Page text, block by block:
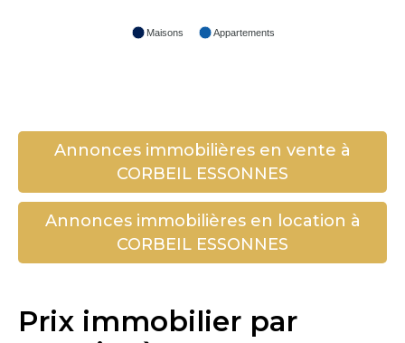
Maisons Appartements
Annonces immobilières en vente à
CORBEIL ESSONNES
Annonces immobilières en location à
CORBEIL ESSONNES
Prix immobilier par